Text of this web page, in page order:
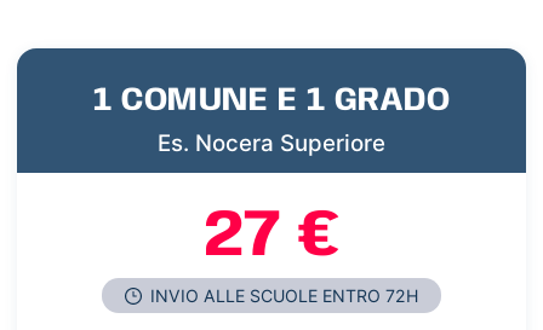
1 COMUNE E 1 GRADO
Es. Nocera Superiore
27 €
INVIO ALLE SCUOLE ENTRO 72H